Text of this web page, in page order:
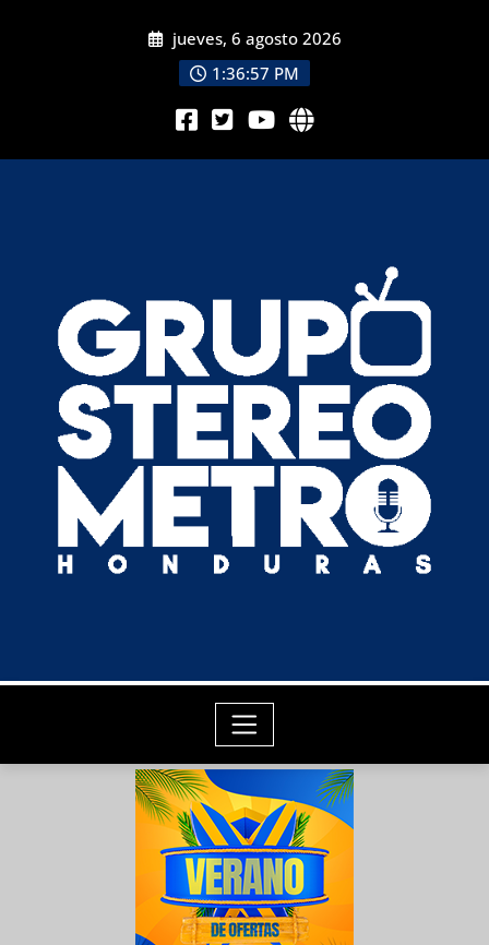
jueves, 6 agosto 2026
1:36:59 PM